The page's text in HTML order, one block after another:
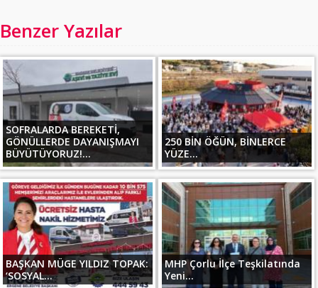
Benzer Yazılar
SOFRALARDA BEREKETİ,
GÖNÜLLERDE DAYANIŞMAYI
BÜYÜTÜYORUZ!...
250 BİN ÖĞÜN, BİNLERCE
YÜZE...
BAŞKAN MÜGE YILDIZ TOPAK:
‘SOSYAL...
MHP Çorlu İlçe Teşkilatında
Yeni...